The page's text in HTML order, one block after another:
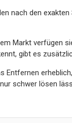
nach den
Markt verfügen
gibt es
Entfernen
schwer lösen